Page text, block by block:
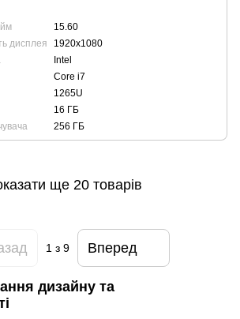
15.60
дисплея
1920х1080
Intel
Core i7
1265U
16 ГБ
256 ГБ
ще 20 товарів
1 з 9 Вперед
дизайну та